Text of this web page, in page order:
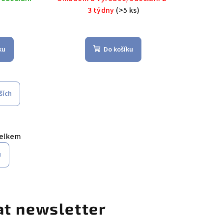
cm -
Maxwell&Williams
3 týdny (>5 ks)
Do košíku
newsletter